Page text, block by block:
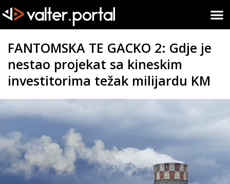
FANTOMSKA TE GACKO 2: Gdje je
nestao projekat sa kineskim
investitorima težak milijardu KM